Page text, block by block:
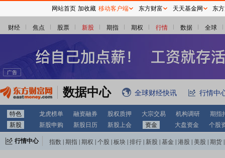
财经 焦点 股票 新股 期指 期权 行情 数据 全球
数据中心 全球财经快讯 行情中
特色 龙虎榜单 融资融券 股权质押 大宗交易 机构调研
期指
新股
新股申购 新股日历 新股上会 资金 大盘资金 个股
行情中心 指数 期指 期权 个股 板块 排行 新股 基金 港股 美股 期货
网站首页 加收藏 移动客户端 东方财富 天天基金网 东